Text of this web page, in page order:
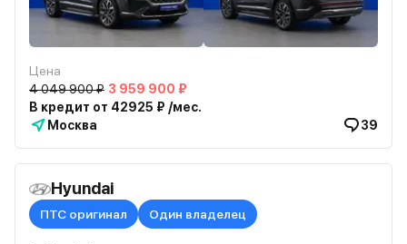
Цена
4 049 900 ₽ 3 959 900 ₽
В кредит от 42925 ₽ /мес.
Москва
39
Hyundai
ПТС оригинал Один владелец